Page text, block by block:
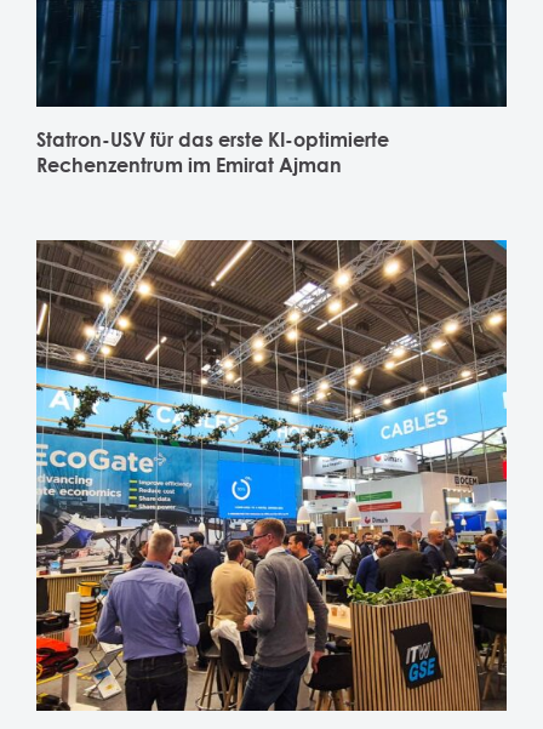
Statron-USV für das erste KI-optimierte
Rechenzentrum im Emirat Ajman